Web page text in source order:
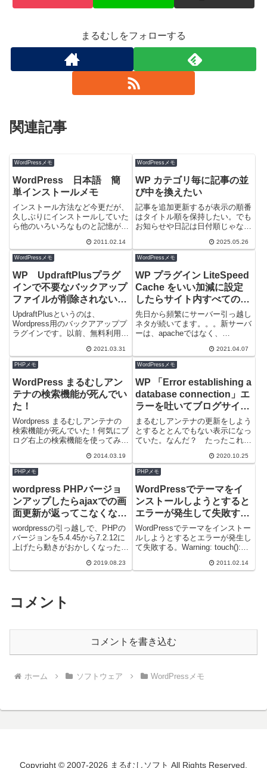
まるむしをフォローする
関連記事
WordPressメモ
WordPress 日本語 簡
単インストールメモ
インストール方法など今更だが、
久しぶりにインストールしていた
ら他のいろいろなものと記憶がご
ったのでメモで残しておきます。
現在の最新...
2011.02.14
WordPressメモ
WP カテゴリ毎に記事の並
び中を換えたい
記事を追加更新するが表示の順番
はタイトル順を保持したい。でも
お知らせや日記は日付順じゃない
という仕様変更を別サイトですが
適用してみ...
2025.05.26
WordPressメモ
WP UpdraftPlusプラグ
インで不要なバックアップ
ファイルが削除されない問
題 回避方法
UpdraftPlusというのは、
Wordpress用のバックアアッププ
ラグインです。以前、無料利用で
で、代表的なバックアアッププ
ラ...
2021.03.31
WordPressメモ
WP プラグイン LiteSpeed
Cache をいい加減に設定
したらサイト内すべての画
像が表示されなくなった話
先日から頻繁にサーバー引っ越し
ネタが続いてます。。。新サーバ
ーは、apacheではなく、
という事なのでWPのキャッシュ
シス...
2021.04.07
PHPメモ
WordPress まるむしアン
テナの検索機能が死んでい
た！
Wordpress まるむしアンテナの
検索機能が死んでいた！何気にブ
ログ右上の検索機能を使ってみる
こった！サーバー替えて時から...
2014.03.19
WordPressメモ
WP 「Error establishing a
database connection」エ
ラーを吐いてブログサイト
が沈黙 これ結構ヤバイ状
態です＾＾；
まるむしアンテナの更新をしよう
とするととんでもない表示になっ
ていた。なんだ？ たったこれだ
2020.10.25
PHPメモ
wordpress PHPバージョ
ンアップしたらajaxでの画
面更新が返ってこなくなっ
た
wordpressの引っ越しで、PHPの
バージョンを5.4.45から7.2.12に
上げたら動きがおかしくなった。
2019.08.23
PHPメモ
WordPressでテーマをイ
ンストールしようとすると
エラーが発生して失敗す
る 「ダウンロードに失敗
しました。 一時ファイル
を作成できませんでした」
WordPressでテーマをインストー
ルしようとするとエラーが発生し
て失敗する。Warning: touch():
2011.02.14
コメント
コメントを書き込む
ホーム ソフトウェア WordPressメモ
Copyright © 2007-2026 まるむしソフト All Rights Reserved.